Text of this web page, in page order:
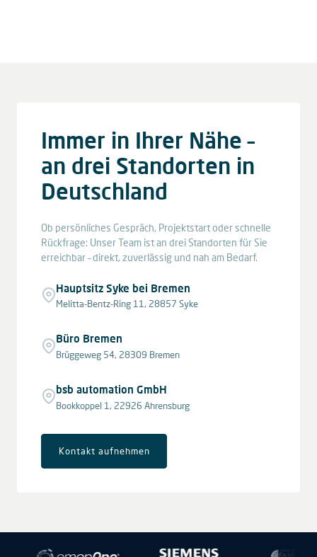
Immer in Ihrer Nähe –
an drei Standorten in
Deutschland
Ob persönliches Gespräch, Projektstart oder schnelle
Rückfrage: Unser Team ist an drei Standorten für Sie
erreichbar – direkt, zuverlässig und nah am Bedarf.
Hauptsitz Syke bei Bremen
Melitta-Bentz-Ring 11, 28857 Syke
Büro Bremen
Brüggeweg 54, 28309 Bremen
bsb automation GmbH
Bookkoppel 1, 22926 Ahrensburg
Kontakt aufnehmen
−